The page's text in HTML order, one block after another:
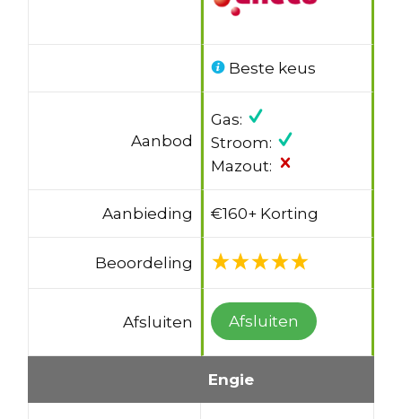
Beste keus
Aanbod
Gas:
Stroom:
Mazout:
Aanbieding €160+ Korting
Beoordeling
Afsluiten Afsluiten
Engie